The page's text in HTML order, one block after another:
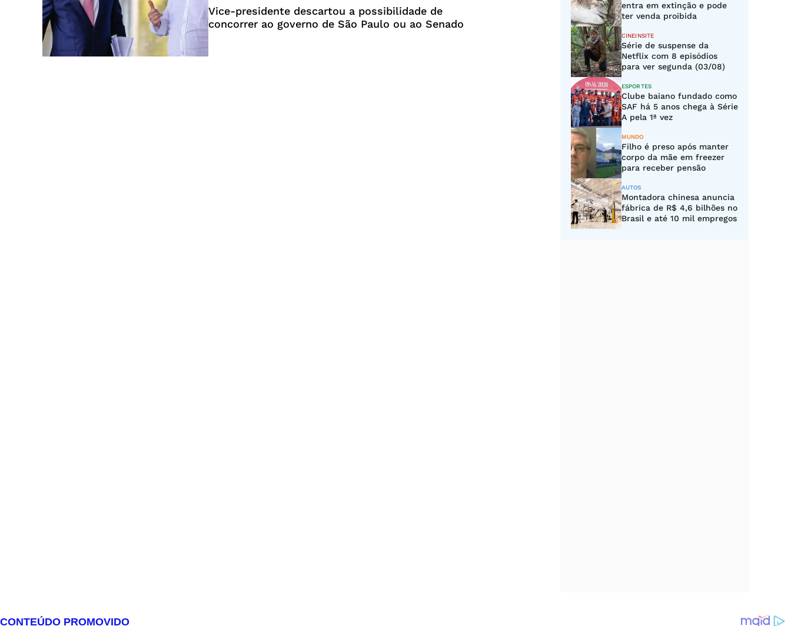
Vice-presidente descartou a possibilidade de
concorrer ao governo de São Paulo ou ao Senado
entra em extinção e pode
ter venda proibida
CINEINSITE
Série de suspense da
Netflix com 8 episódios
para ver segunda (03/08)
ESPORTES
Clube baiano fundado como
SAF há 5 anos chega à Série
A pela 1ª vez
MUNDO
Filho é preso após manter
corpo da mãe em freezer
para receber pensão
AUTOS
Montadora chinesa anuncia
fábrica de R$ 4,6 bilhões no
Brasil e até 10 mil empregos